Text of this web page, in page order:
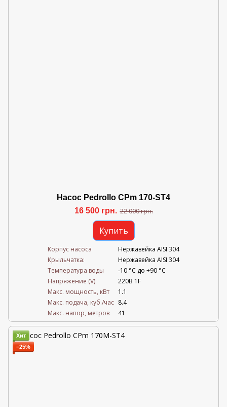
Насос Pedrollo CPm 170-ST4
16 500 грн. 22 000 грн.
Купить
Корпус насоса
Нержавейка AISI 304
Крыльчатка:
Нержавейка AISI 304
Температура воды
-10 °C до +90 °C
Напряжение (V)
220В 1F
Mакс. мощность, кВт
1.1
Mакс. подача, куб./час 8.4
Maкс. напор, метров
41
Хит
−25%